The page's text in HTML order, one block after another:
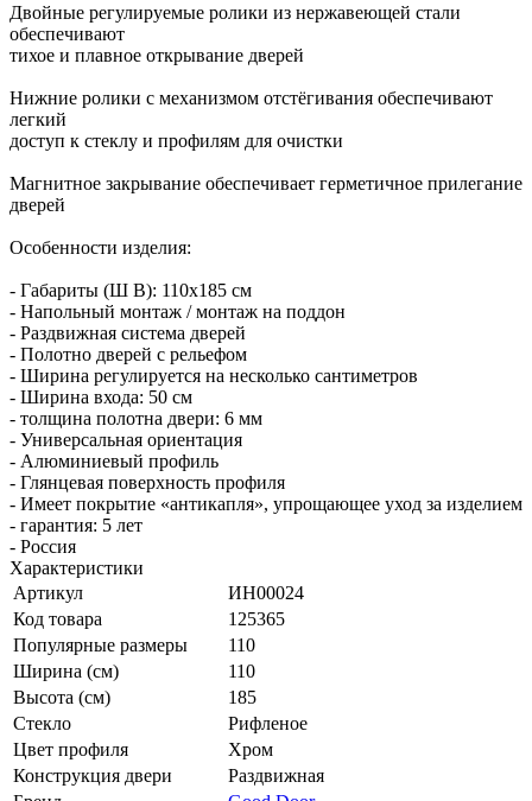
Двойные регулируемые ролики из нержавеющей стали
обеспечивают
тихое и плавное открывание дверей
Нижние ролики с механизмом отстёгивания обеспечивают
легкий
доступ к стеклу и профилям для очистки
Магнитное закрывание обеспечивает герметичное прилегание
дверей
Особенности изделия:
- Габариты (Ш В): 110x185 см
- Напольный монтаж / монтаж на поддон
- Раздвижная система дверей
- Полотно дверей с рельефом
- Ширина регулируется на несколько сантиметров
- Ширина входа: 50 см
- толщина полотна двери: 6 мм
- Универсальная ориентация
- Алюминиевый профиль
- Глянцевая поверхность профиля
- Имеет покрытие «антикапля», упрощающее уход за изделием
- гарантия: 5 лет
- Россия
Характеристики
Артикул
ИН00024
Код товара
125365
Популярные размеры
110
Ширина (см)
110
Высота (см)
185
Стекло
Рифленое
Цвет профиля
Хром
Конструкция двери
Раздвижная